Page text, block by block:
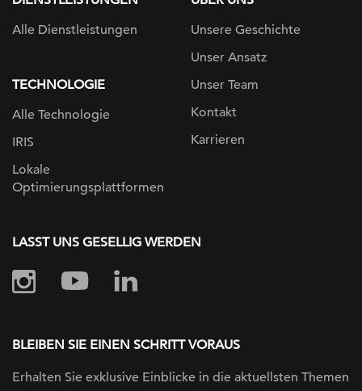
Alle Dienstleistungen
TECHNOLOGIE
Alle Technologie
IRIS
Lokale
Optimierungsplattformen
Unsere Geschichte
Unser Ansatz
Unser Team
Kontakt
Karrieren
LASST UNS GESELLIG WERDEN
BLEIBEN SIE EINEN SCHRITT VORAUS
Erhalten Sie exklusive Einblicke in die aktuellsten Themen